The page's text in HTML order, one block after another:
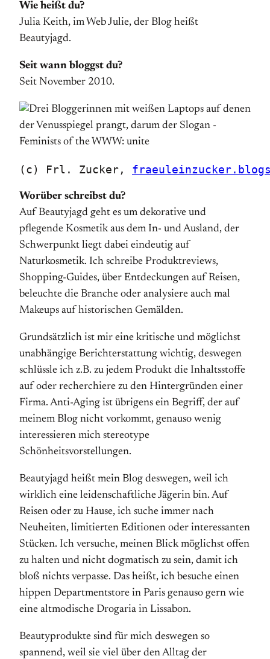
Wie heißt du?
Julia Keith, im Web Julie, der Blog heißt
Beautyjagd.
Seit wann bloggst du?
Seit November 2010.
(c) Frl. Zucker,
Worüber schreibst du?
Auf Beautyjagd geht es um dekorative und
pflegende Kosmetik aus dem In- und Ausland, der
Schwerpunkt liegt dabei eindeutig auf
Naturkosmetik. Ich schreibe Produktreviews,
Shopping-Guides, über Entdeckungen auf Reisen,
beleuchte die Branche oder analysiere auch mal
Makeups auf historischen Gemälden.
Grundsätzlich ist mir eine kritische und möglichst
unabhängige Berichterstattung wichtig, deswegen
schlüssle ich z.B. zu jedem Produkt die Inhaltsstoffe
auf oder recherchiere zu den Hintergründen einer
Firma. Anti-Aging ist übrigens ein Begriff, der auf
meinem Blog nicht vorkommt, genauso wenig
interessieren mich stereotype
Schönheitsvorstellungen.
Beautyjagd heißt mein Blog deswegen, weil ich
wirklich eine leidenschaftliche Jägerin bin. Auf
Reisen oder zu Hause, ich suche immer nach
Neuheiten, limitierten Editionen oder interessanten
Stücken. Ich versuche, meinen Blick möglichst offen
zu halten und nicht dogmatisch zu sein, damit ich
bloß nichts verpasse. Das heißt, ich besuche einen
hippen Departmentstore in Paris genauso gern wie
eine altmodische Drogaria in Lissabon.
Beautyprodukte sind für mich deswegen so
spannend, weil sie viel über den Alltag der